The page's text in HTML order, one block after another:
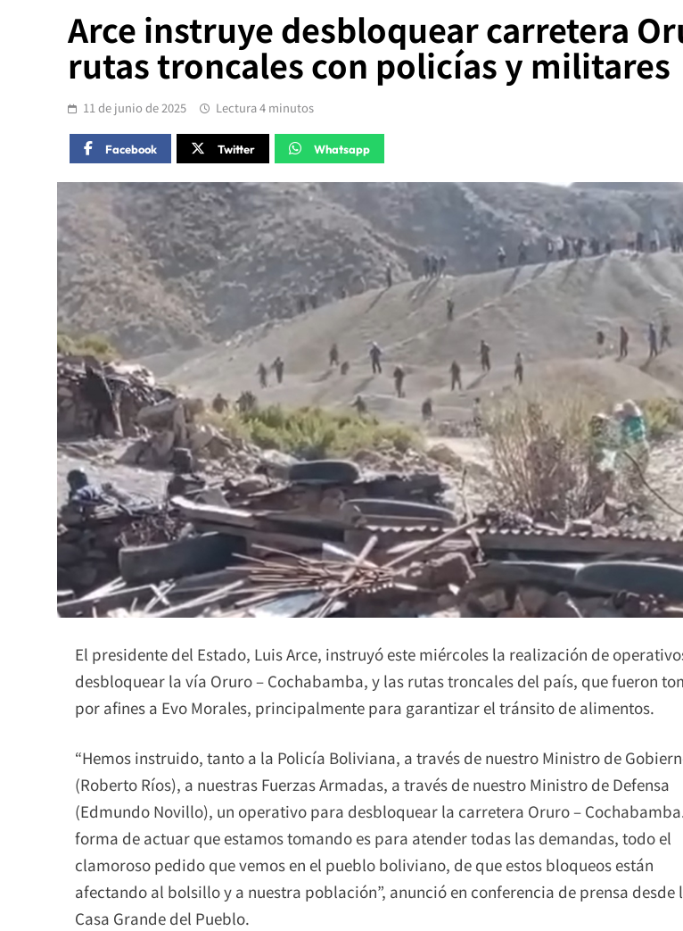
Arce instruye desbloquear carretera
rutas troncales con policías y militares
11 de junio de 2025 Lectura 4 minutos
Facebook Twitter Whatsapp
El presidente del Estado, Luis Arce, instruyó este miércoles la realización de
desbloquear la vía Oruro – Cochabamba, y las rutas troncales del país, que fueron
por afines a Evo Morales, principalmente para garantizar el tránsito de alimentos.
“Hemos instruido, tanto a la Policía Boliviana, a través de nuestro Ministro de
(Roberto Ríos), a nuestras Fuerzas Armadas, a través de nuestro Ministro de Defensa
(Edmundo Novillo), un operativo para desbloquear la carretera Oruro –
forma de actuar que estamos tomando es para atender todas las demandas, todo el
clamoroso pedido que vemos en el pueblo boliviano, de que estos bloqueos están
afectando al bolsillo y a nuestra población”, anunció en conferencia de prensa desde
Casa Grande del Pueblo.